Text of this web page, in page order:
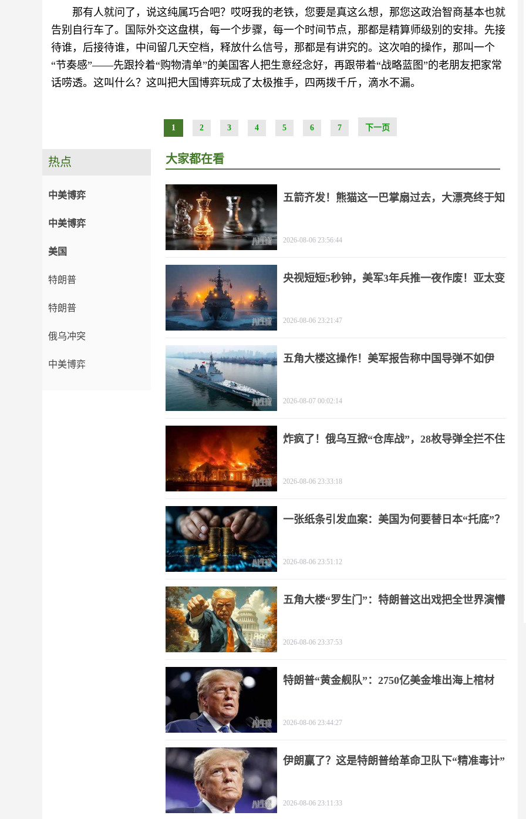
那有人就问了，说这纯属巧合吧？哎呀我的老铁，您要是真这么想，那您这政治智商基本也就
告别自行车了。国际外交这盘棋，每一个步骤，每一个时间节点，那都是精算师级别的安排。先接
待谁，后接待谁，中间留几天空档，释放什么信号，那都是有讲究的。这次咱的操作，那叫一个
“节奏感”——先跟拎着“购物清单”的美国客人把生意经念好，再跟带着“战略蓝图”的老朋友把家常
话唠透。这叫什么？这叫把大国博弈玩成了太极推手，四两拨千斤，滴水不漏。
1 2 3 4 5 6 7 下一页
热点
中美博弈
中美博弈
美国
特朗普
特朗普
俄乌冲突
中美博弈
大家都在看
五箭齐发！熊猫这一巴掌扇过去，大漂亮终于知
2026-08-06 23:56:44
央视短短5秒钟，美军3年兵推一夜作废！亚太变
2026-08-06 23:21:47
五角大楼这操作！美军报告称中国导弹不如伊
2026-08-07 00:02:14
炸疯了！俄乌互掀“仓库战”，28枚导弹全拦不住
2026-08-06 23:33:18
一张纸条引发血案：美国为何要替日本“托底”？
2026-08-06 23:51:12
五角大楼“罗生门”：特朗普这出戏把全世界演懵
2026-08-06 23:37:53
特朗普“黄金舰队”：2750亿美金堆出海上棺材
2026-08-06 23:44:27
伊朗赢了？这是特朗普给革命卫队下“精准毒计”
2026-08-06 23:11:33